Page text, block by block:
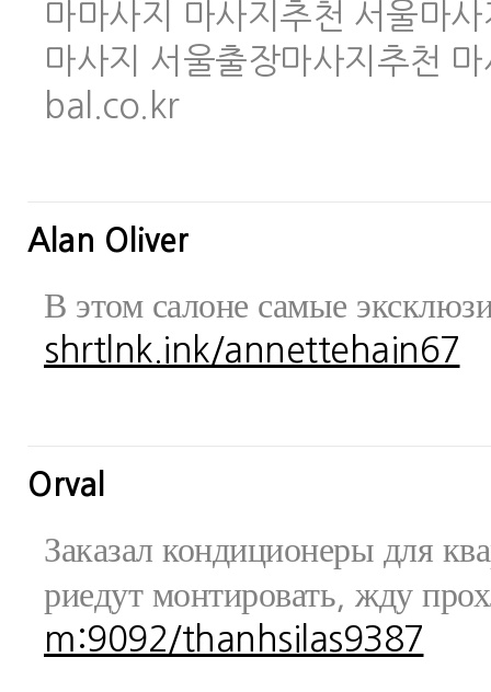
마마사지 마사지추천 서울마
마사지 서울출장마사지추천
bal.co.kr
Alan Oliver
В этом салоне самые
shrtlnk.ink/annettehain67
Orval
Заказал кондиционеры для
риедут монтировать, жду
m:9092/thanhsilas9387